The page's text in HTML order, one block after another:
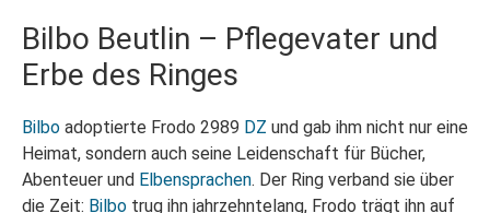
Bilbo Beutlin – Pflegevater und
Erbe des Ringes
Bilbo adoptierte Frodo 2989 DZ und gab ihm nicht nur eine
Heimat, sondern auch seine Leidenschaft für Bücher,
Abenteuer und Elbensprachen. Der Ring verband sie über
die Zeit: Bilbo trug ihn jahrzehntelang, Frodo trägt ihn auf